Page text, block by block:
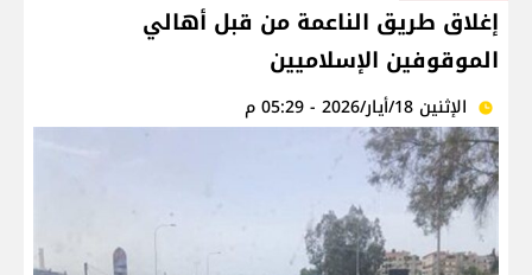
إغلاق طريق الناعمة من قبل أهالي
الموقوفين الإسلاميين
الإثنين 18/أيار/2026 - 05:29 م